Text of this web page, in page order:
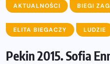
AKTUALNOŚCI BIEGI
ELITA BIEGACZY LUDZIE
Pekin 2015. Sofia